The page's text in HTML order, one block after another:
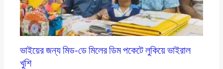
ভাইয়ের জন্য মিড-ডে মিলের ডিম পকেটে লুকিয়ে ভাইরাল
খুশি